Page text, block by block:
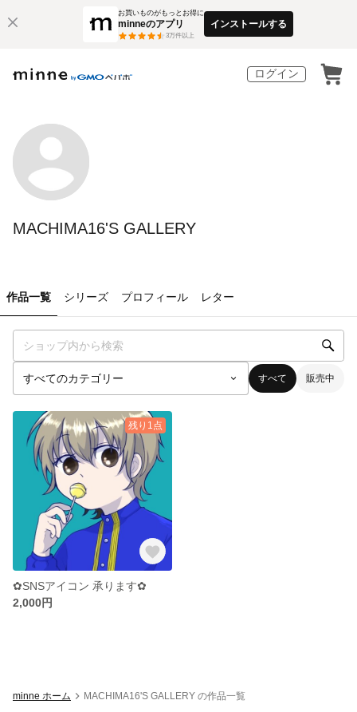
お買いものがもっとお得に
minneのアプリ
3万件以上
インストールする
ログイン
MACHIMA16'S GALLERY
作品一覧 シリーズ プロフィール レター
すべて 販売中
残り1点
✿SNSアイコン 承ります✿
2,000円
minne ホーム MACHIMA16'S GALLERY の作品一覧